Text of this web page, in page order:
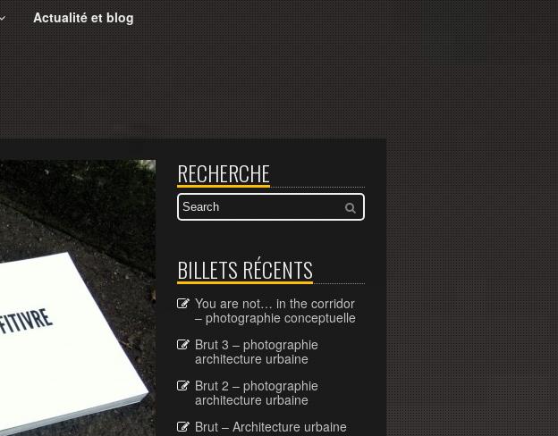
Actualité et blog
RECHERCHE
BILLETS RÉCENTS
You are not… in the corridor
– photographie conceptuelle
Brut 3 – photographie
architecture urbaine
Brut 2 – photographie
architecture urbaine
Brut – Architecture urbaine